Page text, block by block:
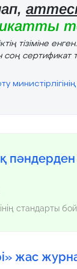
тізіміне
сертификат
стандарты
жас